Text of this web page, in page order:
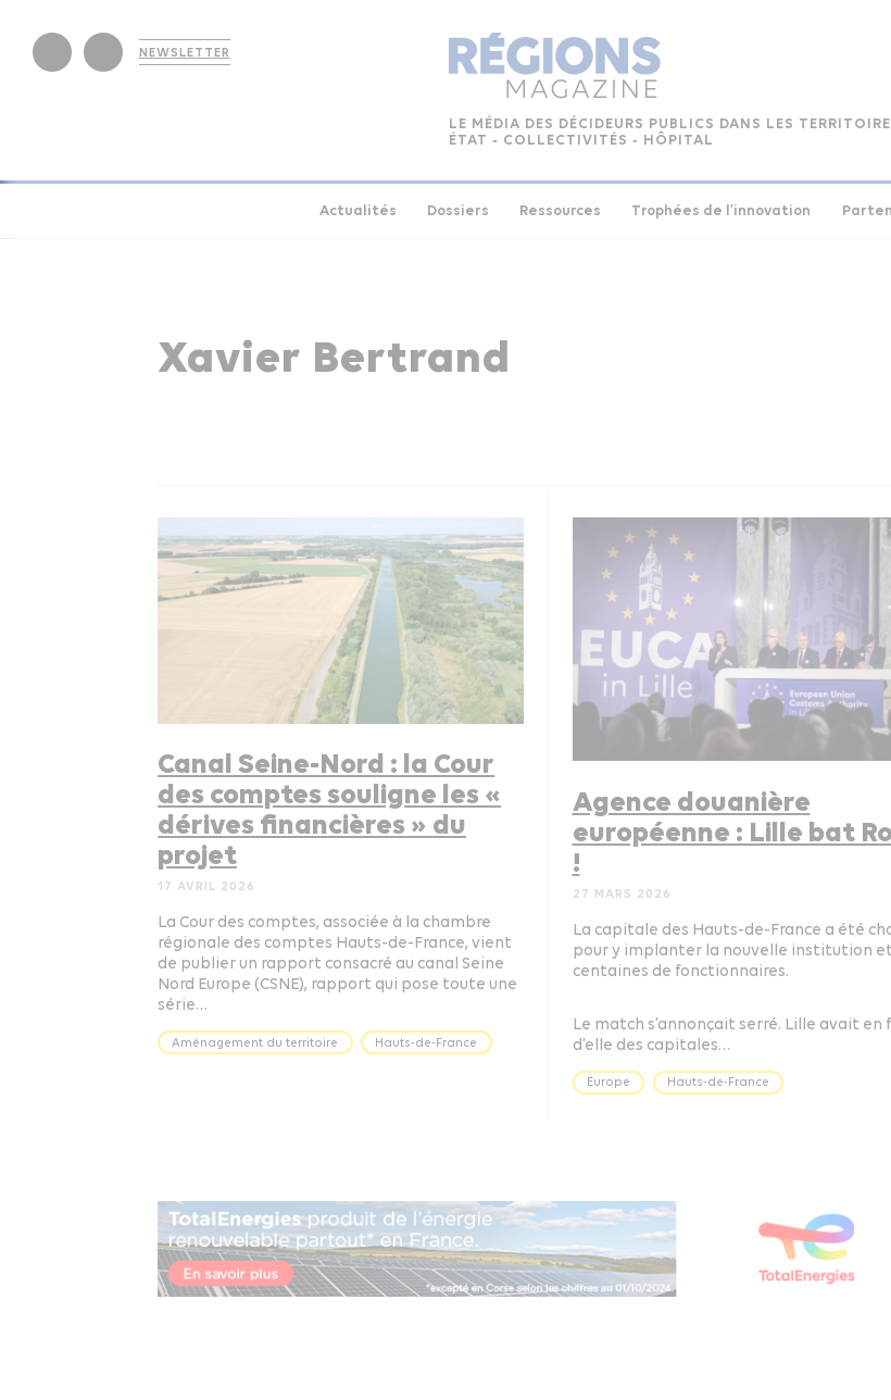
NEWSLETTER
LE MÉDIA DES DÉCIDEURS PUBLICS DANS LES
ÉTAT ‑ COLLECTIVITÉS ‑ HÔPITAL
Actualités Dossiers Ressources Trophées de l’innovation
Xavier Bertrand
Canal Seine-Nord : la Cour
des comptes souligne les «
dérives financières » du
projet
17 AVRIL 2026
La Cour des comptes, associée à la chambre
régionale des comptes Hauts-de-France, vient
de publier un rapport consacré au canal Seine
Nord Europe (CSNE), rapport qui pose toute une
série…
Aménagement du territoire Hauts-de-France
Agence douanière
européenne : Lille bat
!
27 MARS 2026
La capitale des Hauts-de-France a été
pour y implanter la nouvelle institution
centaines de fonctionnaires.
Le match s’annonçait serré. Lille avait en
d’elle des capitales…
Europe Hauts-de-France